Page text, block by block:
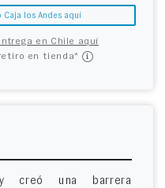
Caja los Andes aquí
en Chile aquí
en tienda*
creó una barrera